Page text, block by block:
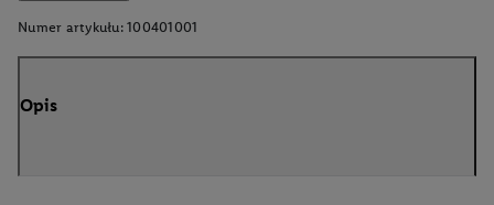
Numer artykułu: 100401001
Opis